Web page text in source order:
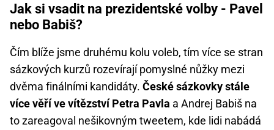
Jak si vsadit na prezidentské volby - Pavel
nebo Babiš?
Čím blíže jsme druhému kolu voleb, tím více se stran
sázkových kurzů rozevírají pomyslné nůžky mezi
dvěma finálními kandidáty. České sázkovky stále
více věří ve vítězství Petra Pavla a Andrej Babiš na
to zareagoval nešikovným tweetem, kde lidi nabádá